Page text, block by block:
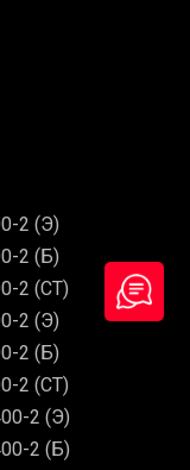
2 (Э)
2 (Б)
2 (СТ)
2 (Э)
2 (Б)
2 (СТ)
2 (Э)
2 (Б)